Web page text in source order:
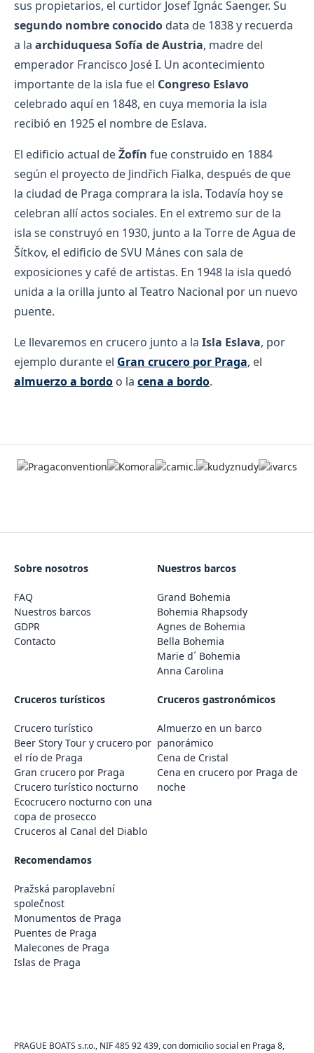
sus propietarios, el curtidor Josef Ignác Saenger. Su
segundo nombre conocido data de 1838 y recuerda
a la archiduquesa Sofía de Austria, madre del
emperador Francisco José I. Un acontecimiento
importante de la isla fue el Congreso Eslavo
celebrado aquí en 1848, en cuya memoria la isla
recibió en 1925 el nombre de Eslava.
El edificio actual deŽofín fue construido en 1884
según el proyecto de Jindřich Fialka, después de que
la ciudad de Praga comprara la isla. Todavía hoy se
celebran allí actos sociales. En el extremo sur de la
isla se construyó en 1930, junto a la Torre de Agua de
Šítkov, el edificio de SVU Mánes con sala de
exposiciones y café de artistas. En 1948 la isla quedó
unida a la orilla junto al Teatro Nacional por un nuevo
puente.
Le llevaremos en crucero junto a la Isla Eslava, por
ejemplo durante el Gran crucero por Praga, el
almuerzo a bordo o la cena a bordo.
Sobre nosotros
FAQ
Nuestros barcos
GDPR
Contacto
Nuestros barcos
Grand Bohemia
Bohemia Rhapsody
Agnes de Bohemia
Bella Bohemia
Marie d´ Bohemia
Anna Carolina
Cruceros turísticos
Crucero turístico
Beer Story Tour y crucero por
el río de Praga
Gran crucero por Praga
Crucero turístico nocturno
Ecocrucero nocturno con una
copa de prosecco
Cruceros al Canal del Diablo
Cruceros gastronómicos
Almuerzo en un barco
panorámico
Cena de Cristal
Cena en crucero por Praga de
noche
Recomendamos
Pražská paroplavební
společnost
Monumentos de Praga
Puentes de Praga
Malecones de Praga
Islas de Praga
PRAGUE BOATS s.r.o., NIF 485 92 439, con domicilio social en Praga 8,